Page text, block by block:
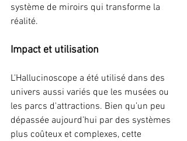
système de miroirs qui transforme la
réalité.
Impact et utilisation
L'Hallucinoscope a été utilisé dans des
univers aussi variés que les musées ou
les parcs d'attractions. Bien qu’un peu
dépassée aujourd’hui par des systèmes
plus coûteux et complexes, cette